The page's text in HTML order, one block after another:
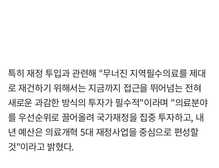
특히 재정 투입과 관련해 "무너진 지역필수의료를 제대
로 재건하기 위해서는 지금까지 접근을 뛰어넘는 전혀
새로운 과감한 방식의 투자가 필수적"이라며 "의료분야
를 우선순위로 끌어올려 국가재정을 집중 투자하고, 내
년 예산은 의료개혁 5대 재정사업을 중심으로 편성할
것"이라고 밝혔다.